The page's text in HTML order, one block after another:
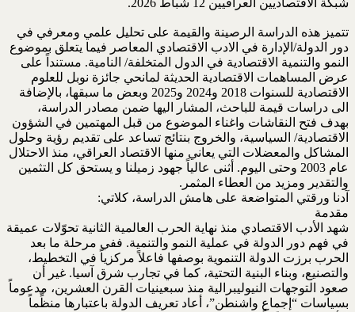
شبكة ‏الاقتصاديين العراقيين 12 شباط 2026.
تتميز هذه الدراسة الرصينة والقيمة على تحليل علمي ومعرفي في
دور الدولة/الإدارة في الادب الاقتصادي ‏المعاصر فيما يتعلق بموضوع
النمو والتنمية الاقتصادية في الدول المتخلفة/ النامية. مستنداً على
عرض ‏المساهمات الاقتصادية الحديثة لمانحي جائزة نوبل للعلوم
الاقتصادية للسنوات 2018 و2024 و2025 ‏وبعض ما سبقها، بالإضافة
الى دراسات قيمة للباحث، المشار اليها ضمن مصادر الدراسة،
بهدف فتح ‏النقاشات واغناء الموضوع من قبل المهتمين في الشؤون
الاقتصادية/ السياسية، والخروج بنتائج تساعد على ‏تقديم رؤية وحلول
المشاكل والمعضلات التي يعاني منها الاقتصاد العراقي، منذ الاحتلال
عام 2003 وحتى ‏اليوم. أثنى عالياً جهود زميلنا و يستحق كل التثمين
والتقدير ومزيد من العطاء المثمر.‏
آدنا ورقتي المتواضعة على هامش الدراسة، كلاتي:‏
مقدمة
شهد الأدب الاقتصادي منذ نهاية الحرب العالمية الثانية تحوّلات عميقة
في فهم دور الدولة في عملية النمو ‏والتنمية. ففي مرحلة ما بعد
الحرب برزت الدولة التنموية بوصفها فاعلاً مركزياً في التخطيط،
والتصنيع، ‏وبناء البنية التحتية، كما في تجارب شرق آسيا. غير أن
صعود التوجهات النيوليبرالية منذ سبعينيات القرن ‏العشرين، مدعوماً
بسياسات “إجماع واشنطن”، أعاد تعريف الدولة باعتبارها منظِّماً